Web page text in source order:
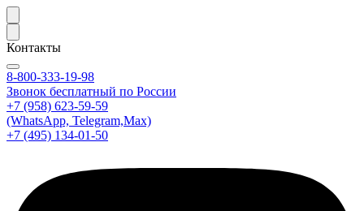
Контакты
8-800-333-19-98
Звонок бесплатный по России
+7 (958) 623-59-59
(WhatsApp, Telegram,Max)
+7 (495) 134-01-50